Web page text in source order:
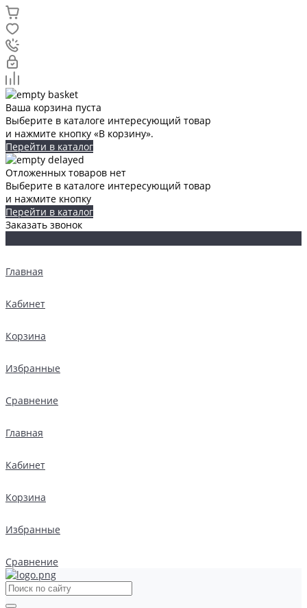
Ваша корзина пуста
Выберите в каталоге интересующий товар
и нажмите кнопку «В корзину».
Перейти в каталог
Отложенных товаров нет
Выберите в каталоге интересующий товар
и нажмите кнопку
Перейти в каталог
Заказать звонок
Главная
Кабинет
Корзина
Избранные
Сравнение
Главная
Кабинет
Корзина
Избранные
Сравнение